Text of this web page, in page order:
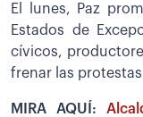
El lunes, Paz
Estados de
cívicos,
frenar las
MIRA AQUÍ: